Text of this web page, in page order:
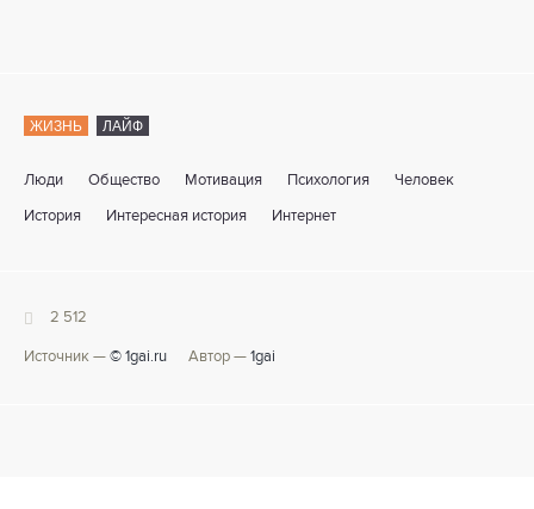
ЖИЗНЬ ЛАЙФ
Люди Общество Мотивация Психология Человек
История Интересная история Интернет
2 512
Источник — © 1gai.ru Автор — 1gai